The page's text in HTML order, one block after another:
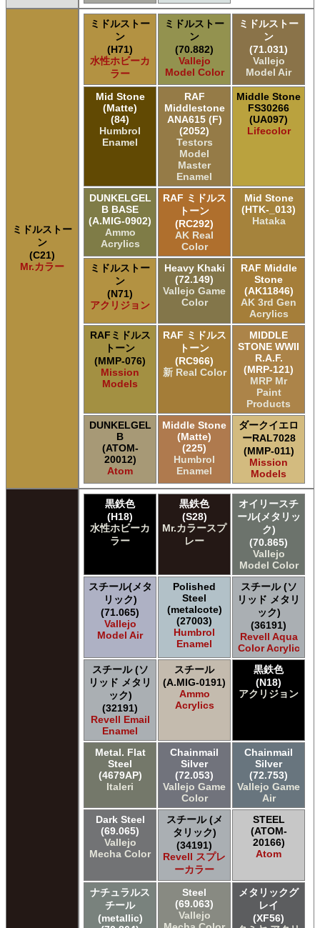
ミドルストー
ン
(C21)
Mr.カラー
ミドルストー
ン
(H71)
水性ホビーカ
ラー
ミドルストー
ン
(70.882)
Vallejo
Model Color
ミドルストー
ン
(71.031)
Vallejo
Model Air
Mid Stone
(Matte)
(84)
Humbrol
Enamel
RAF
Middlestone
ANA615 (F)
(2052)
Testors
Model
Master
Enamel
Middle Stone
FS30266
(UA097)
Lifecolor
DUNKELGEL
B BASE
(A.MIG-0902)
Ammo
Acrylics
RAF ミドルス
トーン
(RC292)
AK Real
Color
Mid Stone
(HTK-_013)
Hataka
ミドルストー
ン
(N71)
アクリジョン
Heavy Khaki
(72.149)
Vallejo Game
Color
RAF Middle
Stone
(AK11846)
AK 3rd Gen
Acrylics
RAFミドルス
トーン
(MMP-076)
Mission
Models
RAF ミドルス
トーン
(RC966)
新 Real Color
MIDDLE
STONE WWII
R.A.F.
(MRP-121)
MRP Mr
Paint
Products
DUNKELGEL
B
(ATOM-
20012)
Atom
Middle Stone
(Matte)
(225)
Humbrol
Enamel
ダークイエロ
ーRAL7028
(MMP-011)
Mission
Models
黒鉄色
(H18)
水性ホビーカ
ラー
黒鉄色
(S28)
Mr.カラースプ
レー
オイリースチ
ール(メタリッ
ク)
(70.865)
Vallejo
Model Color
スチール(メタ
リック)
(71.065)
Vallejo
Model Air
Polished
Steel
(metalcote)
(27003)
Humbrol
Enamel
スチール (ソ
リッド メタリ
ック)
(36191)
Revell Aqua
Color Acrylic
スチール (ソ
リッド メタリ
ック)
(32191)
Revell Email
Enamel
スチール
(A.MIG-0191)
Ammo
Acrylics
黒鉄色
(N18)
アクリジョン
Metal. Flat
Steel
(4679AP)
Italeri
Chainmail
Silver
(72.053)
Vallejo Game
Color
Chainmail
Silver
(72.753)
Vallejo Game
Air
Dark Steel
(69.065)
Vallejo
Mecha Color
スチール (メ
タリック)
(34191)
Revell スプレ
ーカラー
STEEL
(ATOM-
20166)
Atom
ナチュラルス
チール
(metallic)
Steel
(69.063)
Vallejo
メタリックグ
レイ
(XF56)